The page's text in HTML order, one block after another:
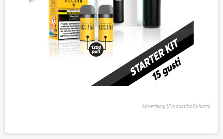
Advertising [Product3rdColumn]